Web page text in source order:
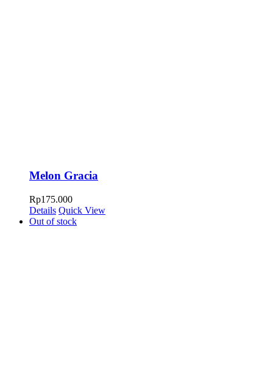
Melon Gracia
Rp175.000
Details Quick View
Out of stock